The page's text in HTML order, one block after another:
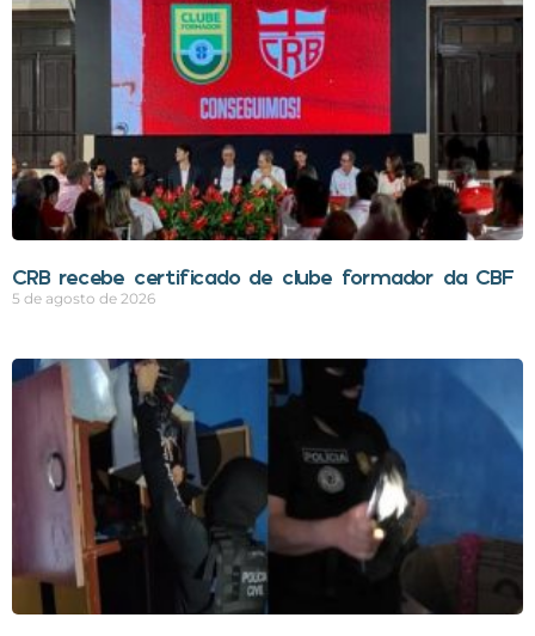
CRB recebe certificado de clube formador da CBF
5 de agosto de 2026